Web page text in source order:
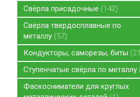
Свёрла присадочные 142
Свёрла твердосплавные по
металлу 57
Кондукторы, саморезы, биты 21
Ступенчатые свёрла по металлу
Фаскосниматели для круглых